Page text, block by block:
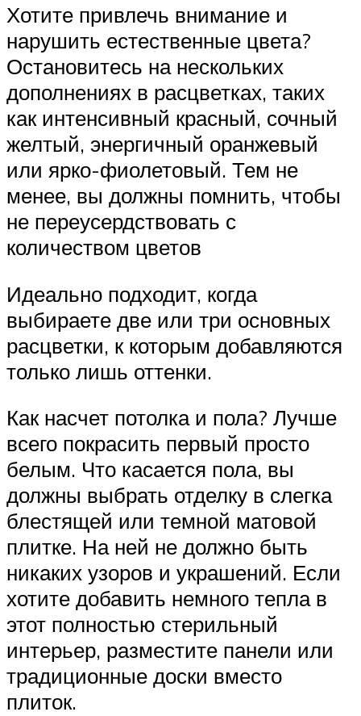
Хотите привлечь внимание и
нарушить естественные цвета?
Остановитесь на нескольких
дополнениях в расцветках, таких
как интенсивный красный, сочный
желтый, энергичный оранжевый
или ярко-фиолетовый. Тем не
менее, вы должны помнить, чтобы
не переусердствовать с
количеством цветов
Идеально подходит, когда
выбираете две или три основных
расцветки, к которым добавляются
только лишь оттенки.
Как насчет потолка и пола? Лучше
всего покрасить первый просто
белым. Что касается пола, вы
должны выбрать отделку в слегка
блестящей или темной матовой
плитке. На ней не должно быть
никаких узоров и украшений. Если
хотите добавить немного тепла в
этот полностью стерильный
интерьер, разместите панели или
традиционные доски вместо
плиток.